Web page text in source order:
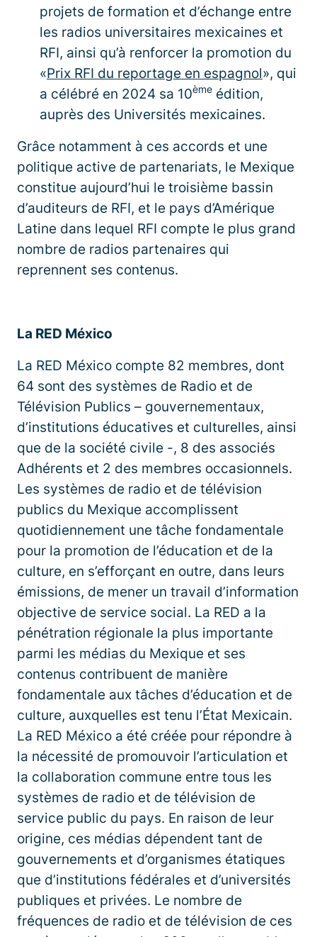
projets de formation et d’échange entre
les radios universitaires mexicaines et
RFI, ainsi qu’à renforcer la promotion du
«Prix RFI du reportage en espagnol», qui
a célébré en 2024 sa 10ème édition,
auprès des Universités mexicaines.
Grâce notamment à ces accords et une
politique active de partenariats, le Mexique
constitue aujourd’hui le troisième bassin
d’auditeurs de RFI, et le pays d’Amérique
Latine dans lequel RFI compte le plus grand
nombre de radios partenaires qui
reprennent ses contenus.
La RED México
La RED México compte 82 membres, dont
64 sont des systèmes de Radio et de
Télévision Publics – gouvernementaux,
d’institutions éducatives et culturelles, ainsi
que de la société civile -, 8 des associés
Adhérents et 2 des membres occasionnels.
Les systèmes de radio et de télévision
publics du Mexique accomplissent
quotidiennement une tâche fondamentale
pour la promotion de l’éducation et de la
culture, en s’efforçant en outre, dans leurs
émissions, de mener un travail d’information
objective de service social. La RED a la
pénétration régionale la plus importante
parmi les médias du Mexique et ses
contenus contribuent de manière
fondamentale aux tâches d’éducation et de
culture, auxquelles est tenu l’État Mexicain.
La RED México a été créée pour répondre à
la nécessité de promouvoir l’articulation et
la collaboration commune entre tous les
systèmes de radio et de télévision de
service public du pays. En raison de leur
origine, ces médias dépendent tant de
gouvernements et d’organismes étatiques
que d’institutions fédérales et d’universités
publiques et privées. Le nombre de
fréquences de radio et de télévision de ces